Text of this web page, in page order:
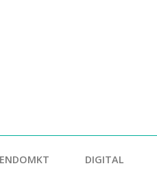
ENDOMKT DIGITAL